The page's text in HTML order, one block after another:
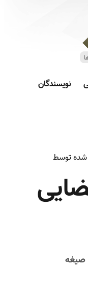
نویسندگان
شده توسط